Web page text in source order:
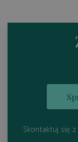
Skontaktuj się z